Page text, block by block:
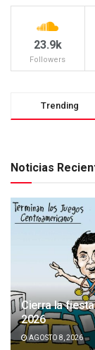
23.9k
Followers
Trending
Noticias
Cierra la
2026
AGOSTO 8, 2026